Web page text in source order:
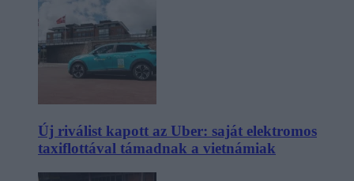
Új riválist kapott az Uber: saját elektromos
taxiflottával támadnak a vietnámiak